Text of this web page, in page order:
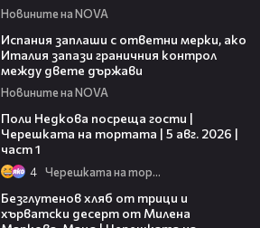
Новините на NOVA
Испания заплаши с ответни мерки, ако
Италия запази граничния контрол
между двете държави
Новините на NOVA
Поли Недкова посреща гости |
Черешката на тортата | 5 авг. 2026 |
част 1
4 Черешката на тортата
Безглутенов хляб от трици и
хърватски десерт от Милена